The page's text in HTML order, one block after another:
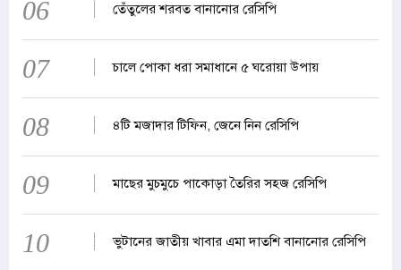
06 তেঁতুলের শরবত বানানোর রেসিপি
07 চালে পোকা ধরা সমাধানে ৫ ঘরোয়া উপায়
08 ৪টি মজাদার টিফিন, জেনে নিন রেসিপি
09 মাছের মুচমুচে পাকোড়া তৈরির সহজ রেসিপি
10 ভুটানের জাতীয় খাবার এমা দাতশি বানানোর রেসিপি